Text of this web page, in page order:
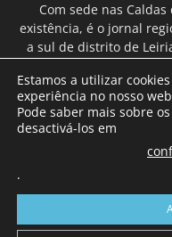
Com sede nas
existência, é o jornal
a sul de distrito de
Estamos a utilizar
experiência no nosso
Pode saber mais sobre
desactivá-los em
.